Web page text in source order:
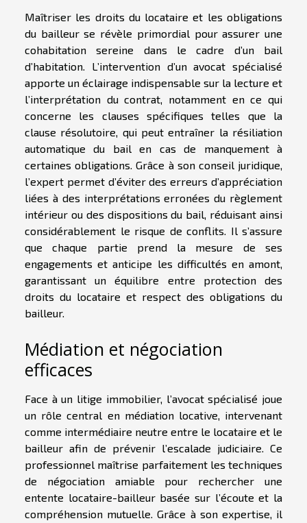
Maîtriser les droits du locataire et les obligations
du bailleur se révèle primordial pour assurer une
cohabitation sereine dans le cadre d’un bail
d’habitation. L’intervention d’un avocat spécialisé
apporte un éclairage indispensable sur la lecture et
l’interprétation du contrat, notamment en ce qui
concerne les clauses spécifiques telles que la
clause résolutoire, qui peut entraîner la résiliation
automatique du bail en cas de manquement à
certaines obligations. Grâce à son conseil juridique,
l’expert permet d’éviter des erreurs d’appréciation
liées à des interprétations erronées du règlement
intérieur ou des dispositions du bail, réduisant ainsi
considérablement le risque de conflits. Il s’assure
que chaque partie prend la mesure de ses
engagements et anticipe les difficultés en amont,
garantissant un équilibre entre protection des
droits du locataire et respect des obligations du
bailleur.
Médiation et négociation
efficaces
Face à un litige immobilier, l’avocat spécialisé joue
un rôle central en médiation locative, intervenant
comme intermédiaire neutre entre le locataire et le
bailleur afin de prévenir l’escalade judiciaire. Ce
professionnel maîtrise parfaitement les techniques
de négociation amiable pour rechercher une
entente locataire-bailleur basée sur l’écoute et la
compréhension mutuelle. Grâce à son expertise, il